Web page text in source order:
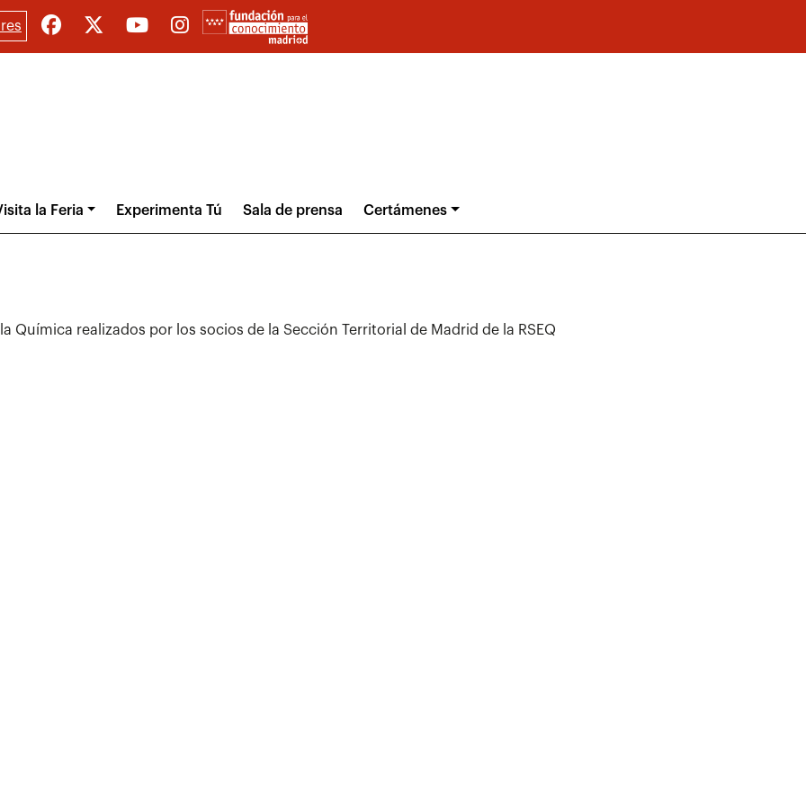
la Feria Experimenta Tú Sala de prensa Certámenes
Química realizados por los socios de la Sección Territorial de Madrid de la RSEQ